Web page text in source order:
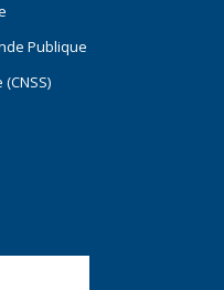
Publique